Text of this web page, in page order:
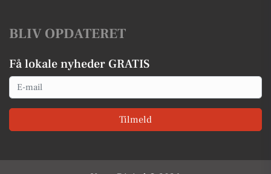
BLIV OPDATERET
Få lokale nyheder GRATIS
Email
Tilmeld